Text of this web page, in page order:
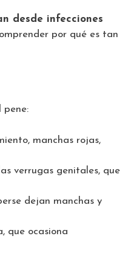
desde infecciones
por qué es tan
pene:
manchas rojas,
verrugas genitales, que
dejan manchas y
que ocasiona